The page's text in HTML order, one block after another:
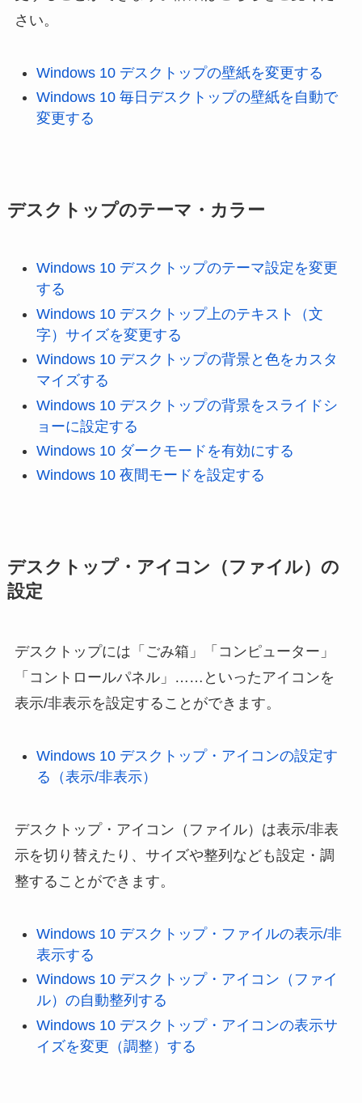
さい。
Windows 10 デスクトップの壁紙を変更する
Windows 10 毎日デスクトップの壁紙を自動で
変更する
デスクトップのテーマ・カラー
Windows 10 デスクトップのテーマ設定を変更
する
Windows 10 デスクトップ上のテキスト（文
字）サイズを変更する
Windows 10 デスクトップの背景と色をカスタ
マイズする
Windows 10 デスクトップの背景をスライドシ
ョーに設定する
Windows 10 ダークモードを有効にする
Windows 10 夜間モードを設定する
デスクトップ・アイコン（ファイル）の
設定
デスクトップには「ごみ箱」「コンピューター」
「コントロールパネル」……といったアイコンを
表示/非表示を設定することができます。
Windows 10 デスクトップ・アイコンの設定す
る（表示/非表示）
デスクトップ・アイコン（ファイル）は表示/非表
示を切り替えたり、サイズや整列なども設定・調
整することができます。
Windows 10 デスクトップ・ファイルの表示/非
表示する
Windows 10 デスクトップ・アイコン（ファイ
ル）の自動整列する
Windows 10 デスクトップ・アイコンの表示サ
イズを変更（調整）する